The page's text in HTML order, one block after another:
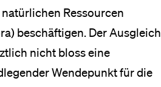
Ressourcen
beschäftigen. Der Ausgleich
nicht bloss eine
Wendepunkt für die